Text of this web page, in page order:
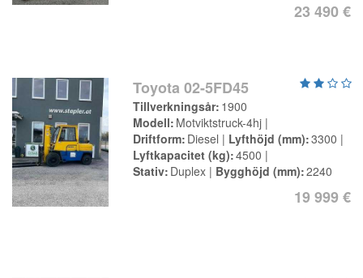
23 490 €
Toyota 02-5FD45
Tillverkningsår 1900
Modell Motviktstruck-4hj
Driftform Diesel Lyfthöjd (mm) 3300
Lyftkapacitet (kg) 4500
Stativ Duplex Bygghöjd (mm) 2240
19 999 €